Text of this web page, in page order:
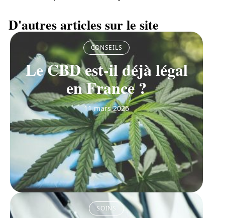
D'autres articles sur le site
CONSEILS
Le CBD est-il déjà légal
en France ?
11 mars 2026
SOINS